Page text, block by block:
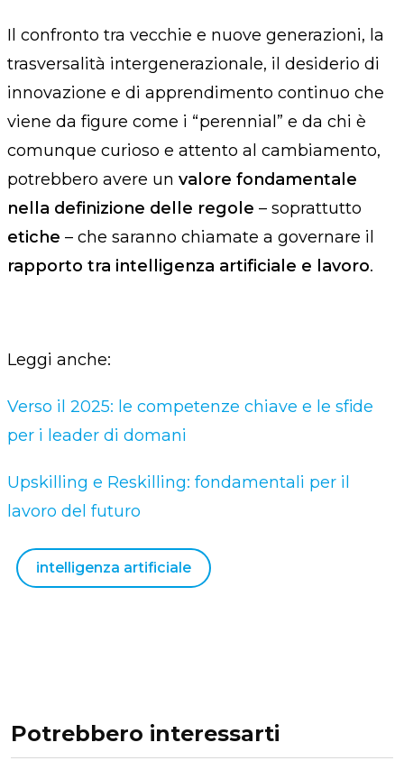
Il confronto tra vecchie e nuove generazioni, la
trasversalità intergenerazionale, il desiderio di
innovazione e di apprendimento continuo che
viene da figure come i “perennial” e da chi è
comunque curioso e attento al cambiamento,
potrebbero avere un valore fondamentale
nella definizione delle regole – soprattutto
etiche – che saranno chiamate a governare il
rapporto tra intelligenza artificiale e lavoro.
Leggi anche:
Verso il 2025: le competenze chiave e le sfide
per i leader di domani
Upskilling e Reskilling: fondamentali per il
lavoro del futuro
intelligenza artificiale
Potrebbero interessarti